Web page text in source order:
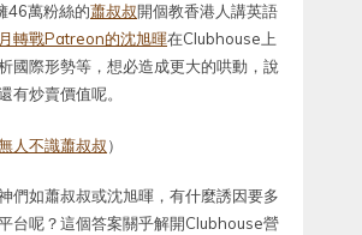
46萬粉絲的蕭叔叔開個教香港人講英語
轉戰Patreon的沈旭暉在Clubhouse上
國際形勢等，想必造成更大的哄動，說
有炒賣價值呢。
人不識蕭叔叔）
們如蕭叔叔或沈旭暉，有什麼誘因要多
台呢？這個答案關乎解開Clubhouse營